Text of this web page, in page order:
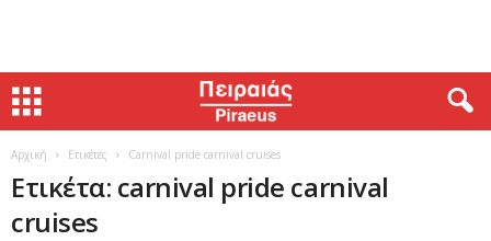
Αρχική Ετικέτες Carnival pride carnival cruises
Ετικέτα: carnival pride carnival
cruises